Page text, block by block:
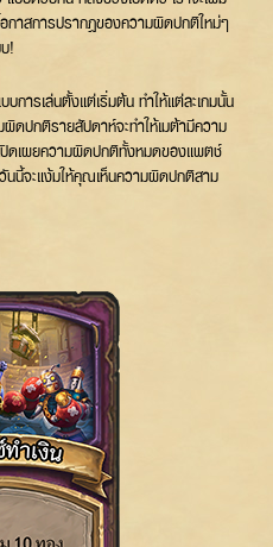
กาสการปรากฏของความผิดปกติใหม่ๆ
!
การเล่นตั้งแต่เริ่มต้น ทำให้แต่ละเกมนั้น
ดปกติรายสัปดาห์จะทำให้เมต้ามีความ
ปิดเผยความผิดปกติทั้งหมดของแพตช์
นนี้จะแง้มให้คุณเห็นความผิดปกติสาม